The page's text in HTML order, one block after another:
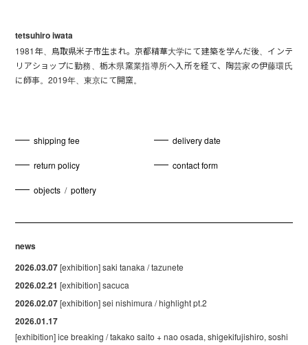
tetsuhiro iwata
1981年、鳥取県米子市生まれ。京都精華大学にて建築を学んだ後、インテ
リアショップに勤務、栃木県窯業指導所へ入所を経て、陶芸家の伊藤環氏
に師事。2019年、東京にて開窯。
shipping fee delivery date
return policy contact form
objects / pottery
news
2026.03.07[exhibition] saki tanaka / tazunete
2026.02.21 [exhibition] sacuca
2026.02.07[exhibition] sei nishimura / highlight pt.2
2026.01.17
[exhibition] ice breaking / takako saito + nao osada, shigekifujishiro, soshi